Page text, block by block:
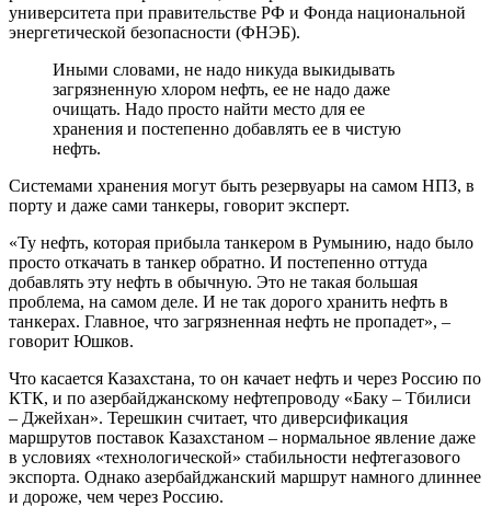
университета при правительстве РФ и Фонда национальной
энергетической безопасности (ФНЭБ).
Иными словами, не надо никуда выкидывать
загрязненную хлором нефть, ее не надо даже
очищать. Надо просто найти место для ее
хранения и постепенно добавлять ее в чистую
нефть.
Системами хранения могут быть резервуары на самом НПЗ, в
порту и даже сами танкеры, говорит эксперт.
«Ту нефть, которая прибыла танкером в Румынию, надо было
просто откачать в танкер обратно. И постепенно оттуда
добавлять эту нефть в обычную. Это не такая большая
проблема, на самом деле. И не так дорого хранить нефть в
танкерах. Главное, что загрязненная нефть не пропадет», –
говорит Юшков.
Что касается Казахстана, то он качает нефть и через Россию по
КТК, и по азербайджанскому нефтепроводу «Баку – Тбилиси
– Джейхан». Терешкин считает, что диверсификация
маршрутов поставок Казахстаном – нормальное явление даже
в условиях «технологической» стабильности нефтегазового
экспорта. Однако азербайджанский маршрут намного длиннее
и дороже, чем через Россию.